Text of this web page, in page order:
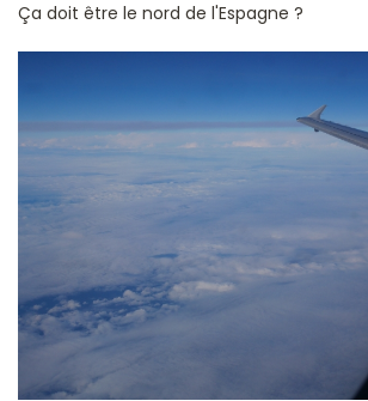
Ça doit être le nord de l'Espagne ?